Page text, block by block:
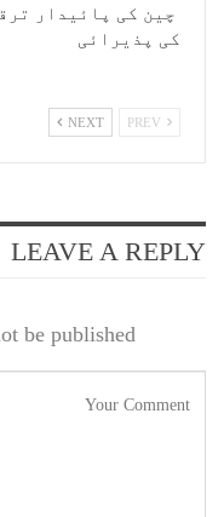
چین کی پائیدار
کی پذیرائی
NEXT
LEAVE A REPLY
be published.